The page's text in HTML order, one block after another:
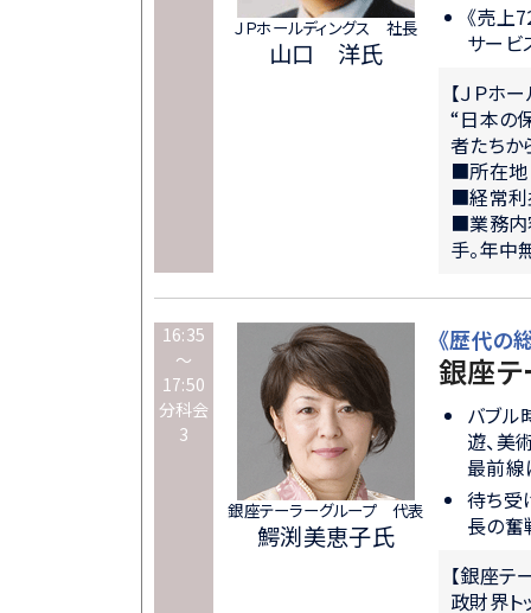
ＪＰホールディングス 社長
山口 洋氏
《売上
サービ
【ＪＰホ
“日本の
者たちか
■所在
■経常
■業務内
手。年中
16:35
～
17:50
分科会
3
銀座テーラーグループ 代表
鰐渕美恵子氏
《歴代の
銀座
バブル
遊、美
最前線
待ち受
長の奮
【銀座
政財界ト